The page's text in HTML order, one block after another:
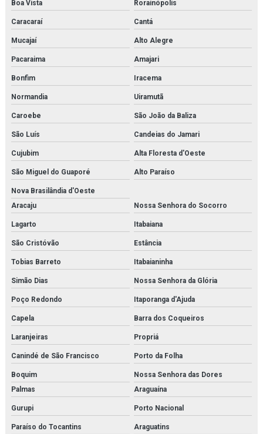
Boa Vista
Rorainópolis
Caracaraí Cantá
Mucajaí Alto Alegre
Pacaraima Amajari
Bonfim Iracema
Normandia Uiramutã
Caroebe São João da Baliza
São Luís Candeias do Jamari
Cujubim Alta Floresta d'Oeste
São Miguel do Guaporé Alto Paraíso
Nova Brasilândia d'Oeste
Aracaju
Nossa Senhora do Socorro
Lagarto Itabaiana
São Cristóvão Estância
Tobias Barreto Itabaianinha
Simão Dias Nossa Senhora da Glória
Poço Redondo Itaporanga d'Ajuda
Capela Barra dos Coqueiros
Laranjeiras Propriá
Canindé de São Francisco Porto da Folha
Boquim
Nossa Senhora das Dores
Palmas
Araguaína
Gurupi Porto Nacional
Paraíso do Tocantins Araguatins